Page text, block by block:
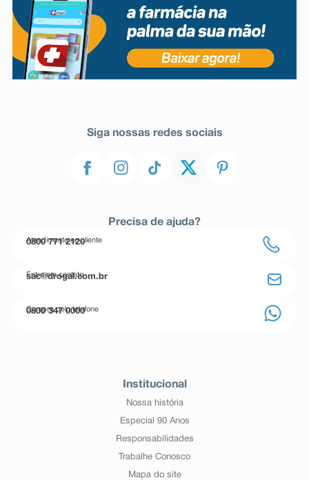
Siga nossas redes sociais
Precisa de ajuda?
Atendimento ao cliente
0800 771 2120
Entre em contato
sac@drogal.com.br
Compre pelo telefone
0800 347 0000
Institucional
Nossa história
Especial 90 Anos
Responsabilidades
Trabalhe Conosco
Mapa do site